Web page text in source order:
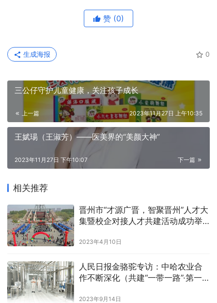
赞 (0)
0
生成海报
三公仔守护儿童健康，关注孩子成长
上一篇 2023年11月27日 上午10:35
王娬瑒（王淑芳）——医美界的“美颜大神”
下一篇
2023年11月27日 下午10:07
相关推荐
晋州市“才源广晋，智聚晋州”人才大
集暨校企对接人才共建活动成功举
2023年4月10日
人民日报金骆驼专访：中哈农业合
作不断深化（共建“一带一路”·第一
2023年9月14日